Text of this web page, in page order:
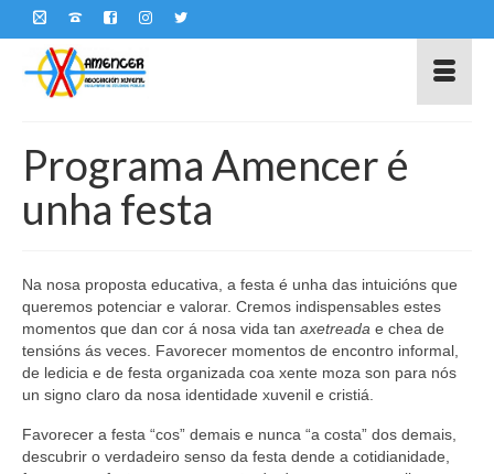
Programa Amencer é
unha festa
Na nosa proposta educativa, a festa é unha das intuicións que
queremos potenciar e valorar. Cremos indispensables estes
momentos que dan cor á nosa vida tan axetreada e chea de
tensións ás veces. Favorecer momentos de encontro informal,
de ledicia e de festa organizada coa xente moza son para nós
un signo claro da nosa identidade xuvenil e cristiá.
Favorecer a festa “cos” demais e nunca “a costa” dos demais,
descubrir o verdadeiro senso da festa dende a cotidianidade,